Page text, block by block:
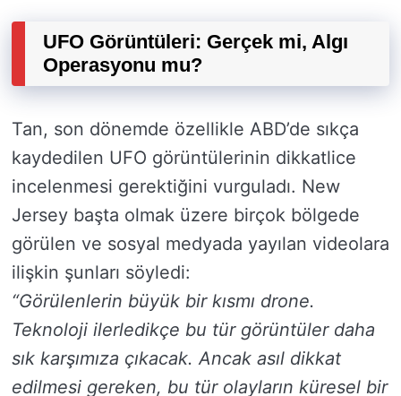
UFO Görüntüleri: Gerçek mi, Algı
Operasyonu mu?
Tan, son dönemde özellikle ABD’de sıkça
kaydedilen UFO görüntülerinin dikkatlice
incelenmesi gerektiğini vurguladı. New
Jersey başta olmak üzere birçok bölgede
görülen ve sosyal medyada yayılan videolara
ilişkin şunları söyledi:
“Görülenlerin büyük bir kısmı drone.
Teknoloji ilerledikçe bu tür görüntüler daha
sık karşımıza çıkacak. Ancak asıl dikkat
edilmesi gereken, bu tür olayların küresel bir